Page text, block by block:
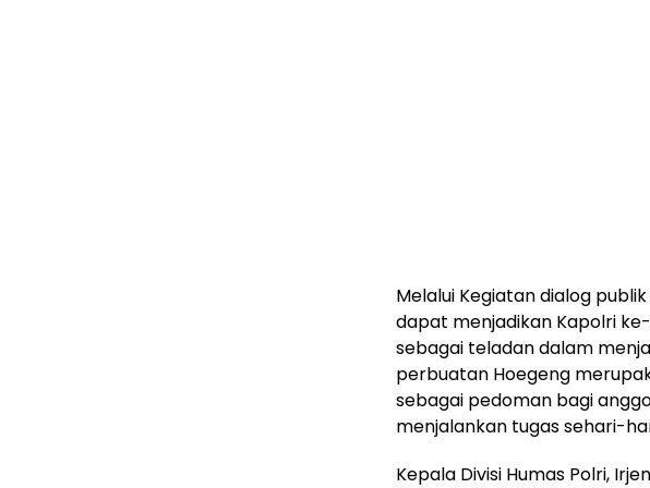
Melalui Kegiatan dialog
dapat menjadikan Kapolri
sebagai teladan dalam
perbuatan Hoegeng
sebagai pedoman bagi
menjalankan tugas sehari-
Kepala Divisi Humas Polri,